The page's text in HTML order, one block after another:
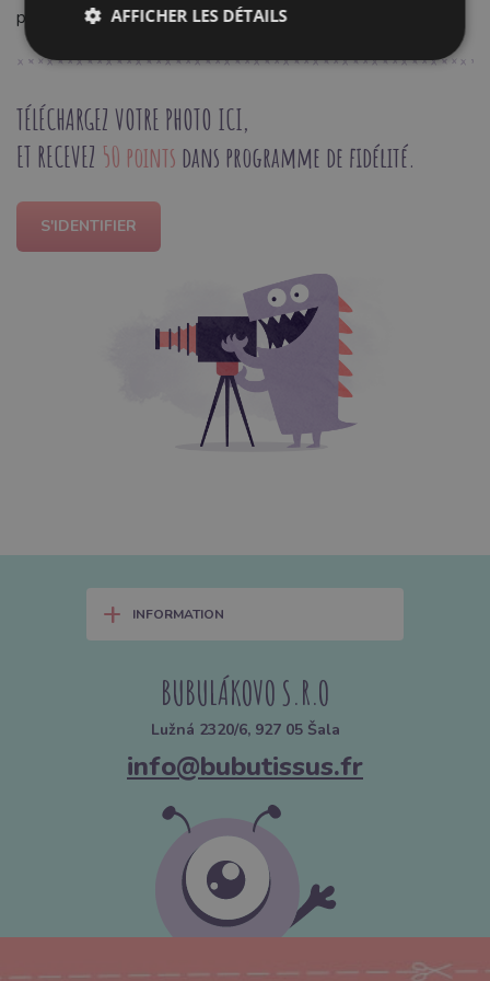
professionnelles et un confort optimal de vos vêtements.
TÉLÉCHARGEZ VOTRE PHOTO ICI,
ET RECEVEZ 50 points dans programme de fidélité.
S'IDENTIFIER
+ INFORMATION
BUBULÁKOVO S.R.O
Lužná 2320/6, 927 05 Šala
info@bubutissus.fr
AFFICHER LES DÉTAILS